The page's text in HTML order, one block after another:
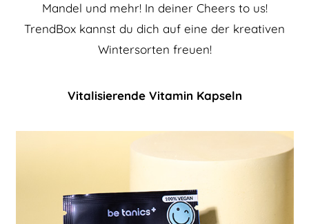
Mandel und mehr! In deiner Cheers to us!
TrendBox kannst du dich auf eine der kreativen
Wintersorten freuen!
Vitalisierende Vitamin Kapseln